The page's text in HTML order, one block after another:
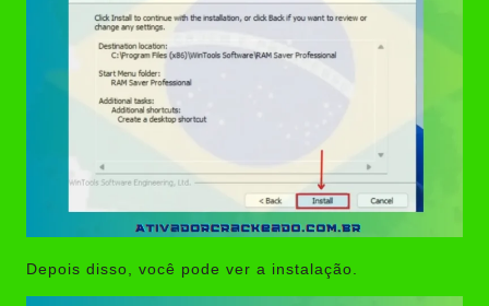
Depois disso, você pode ver a instalação.